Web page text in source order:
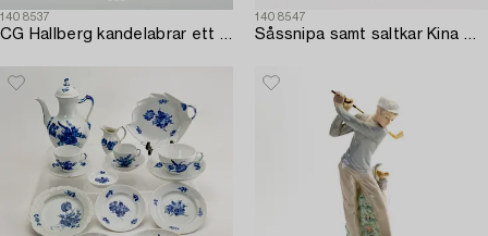
1408537
CG Hallberg kandelabrar ett par silver Stockholm 1939.
1408547
Såssnipa samt saltkar Kina Qianlong (1736-95) porslin.